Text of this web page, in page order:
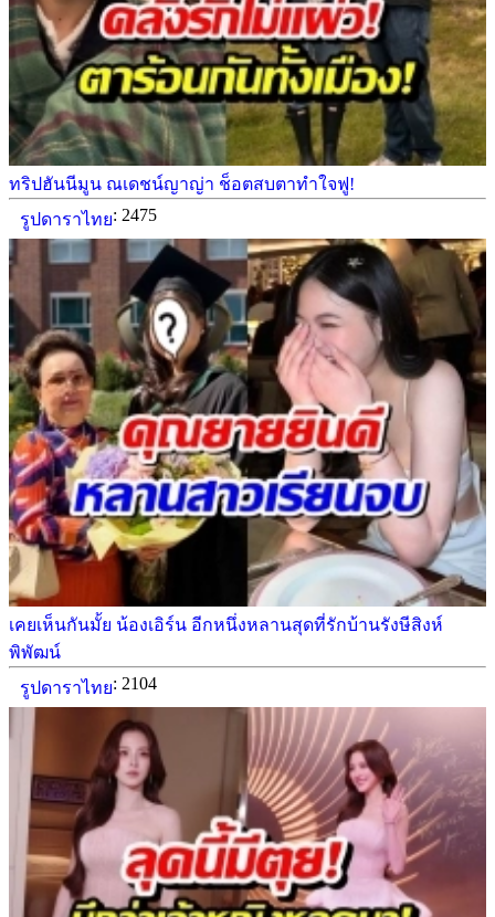
ทริปฮันนีมูน ณเดชน์ญาญ่า ช็อตสบตาทำใจฟู!
รูปดาราไทย: 2475
เคยเห็นกันมั้ย น้องเอิร์น อีกหนึ่งหลานสุดที่รักบ้านรังษีสิงห์
พิพัฒน์
รูปดาราไทย: 2104